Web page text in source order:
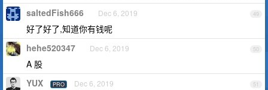
49
saltedFish666 Dec 6, 2019
好了好了,知道你有钱呢
50
hehe520347 Dec 6, 2019
A 股
51
YUX PRO Dec 6, 2019